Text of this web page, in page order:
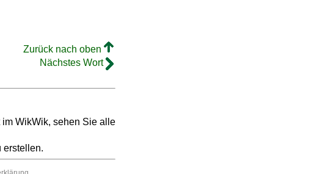
Zurück nach oben
Nächstes Wort
im WikWik, sehen Sie alle
erstellen.